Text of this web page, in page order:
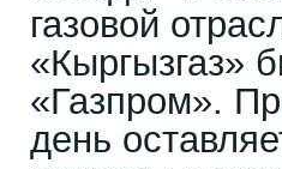
газовой
«Кыргызгаз»
«Газпром».
день